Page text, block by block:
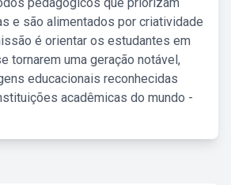
e são alimentados por criatividade
é orientar os estudantes em
tornarem uma geração notável,
educacionais reconhecidas
acadêmicas do mundo -